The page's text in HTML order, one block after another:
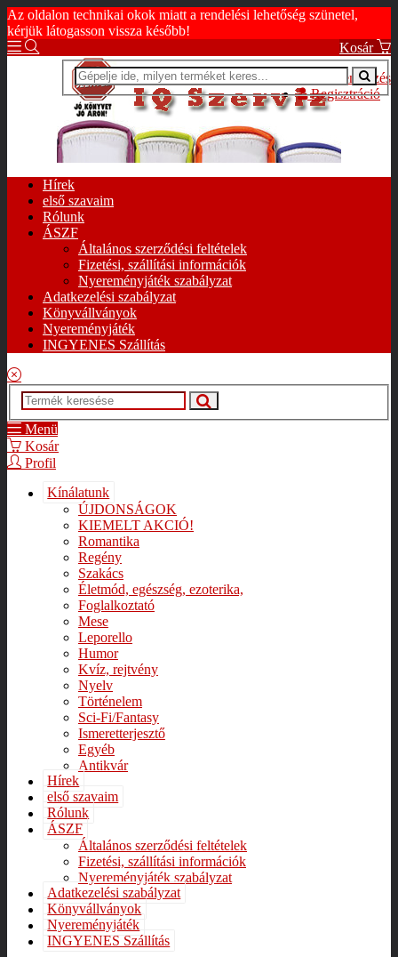
Az oldalon technikai okok miatt a rendelési lehetőség szünetel,
kérjük látogasson vissza később!
Kosár
Bejelentkezés
Regisztráció
Hírek
első szavaim
Rólunk
ÁSZF
Általános szerződési feltételek
Fizetési, szállítási információk
Nyereményjáték szabályzat
Adatkezelési szabályzat
Könyvállványok
Nyereményjáték
INGYENES Szállítás
Menü
Kosár
Profil
Kínálatunk
ÚJDONSÁGOK
KIEMELT AKCIÓ!
Romantika
Regény
Szakács
Életmód, egészség, ezoterika,
Foglalkoztató
Mese
Leporello
Humor
Kvíz, rejtvény
Nyelv
Történelem
Sci-Fi/Fantasy
Ismeretterjesztő
Egyéb
Antikvár
Hírek
első szavaim
Rólunk
ÁSZF
Általános szerződési feltételek
Fizetési, szállítási információk
Nyereményjáték szabályzat
Adatkezelési szabályzat
Könyvállványok
Nyereményjáték
INGYENES Szállítás